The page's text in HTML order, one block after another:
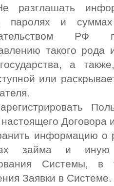
разглашать
паролях и
РФ
такого
а
или
информацию о
займа и
Системы,
Заявки в Системе.